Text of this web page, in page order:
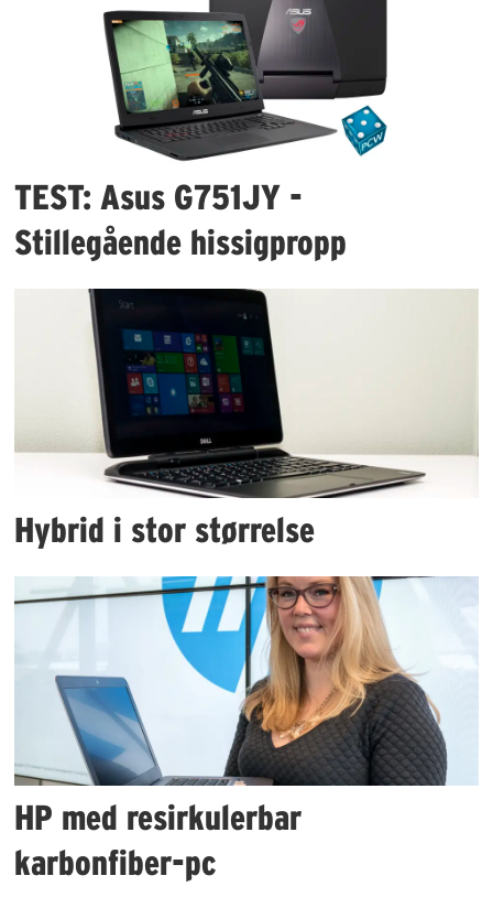
TEST: Asus G751JY -
Stillegående hissigpropp
Hybrid i stor størrelse
HP med resirkulerbar
karbonfiber-pc